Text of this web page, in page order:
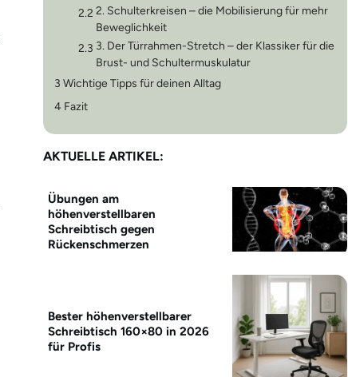
2.2 2. Schulterkreisen – die Mobilisierung für mehr
Beweglichkeit
2.3 3. Der Türrahmen-Stretch – der Klassiker für die
Brust- und Schultermuskulatur
3 Wichtige Tipps für deinen Alltag
4 Fazit
AKTUELLE ARTIKEL:
Übungen am
höhenverstellbaren
Schreibtisch gegen
Rückenschmerzen
Bester höhenverstellbarer
Schreibtisch 160×80 in 2026
für Profis